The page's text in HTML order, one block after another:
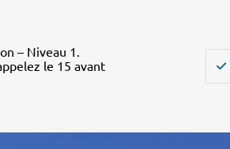
– Niveau 1.
le 15 avant